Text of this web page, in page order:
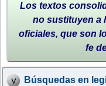
Los textos
no sustituyen a
oficiales, que son
fe
Búsquedas en